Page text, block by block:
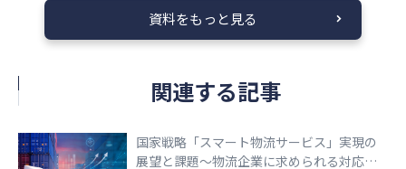
資料をもっと見る
関連する記事
国家戦略「スマート物流サービス」実現の
展望と課題〜物流企業に求められる対応と